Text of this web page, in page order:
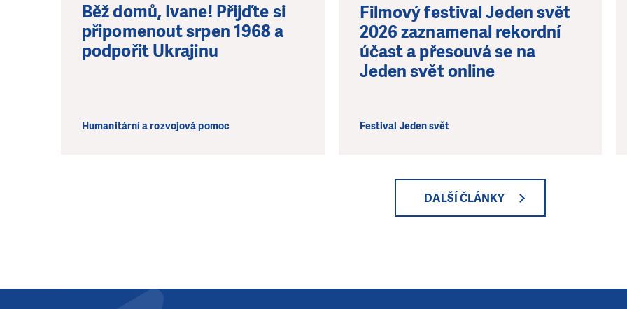
Běž domů, Ivane! Přijďte si
připomenout srpen 1968 a
podpořit Ukrajinu
Humanitární a rozvojová pomoc
Filmový festival Jeden svět
2026 zaznamenal rekordní
účast a přesouvá se na
Jeden svět online
Festival Jeden svět
DALŠÍ ČLÁNKY